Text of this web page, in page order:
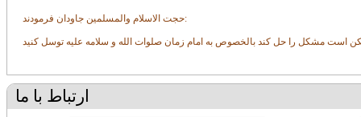
حجت الاسلام والمسلمين جاودانفرمودند:
است مشكل را حل كند بالخصوص به امام زمان صلوات الله و سلامه عليه توسل كنيد
ارتباط با ما